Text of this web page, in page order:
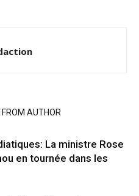
FROM AUTHOR
La ministre Rose
en tournée dans les